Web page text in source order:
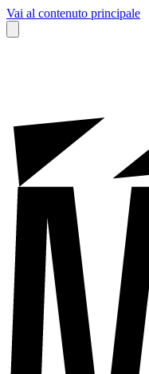
Vai al contenuto principale